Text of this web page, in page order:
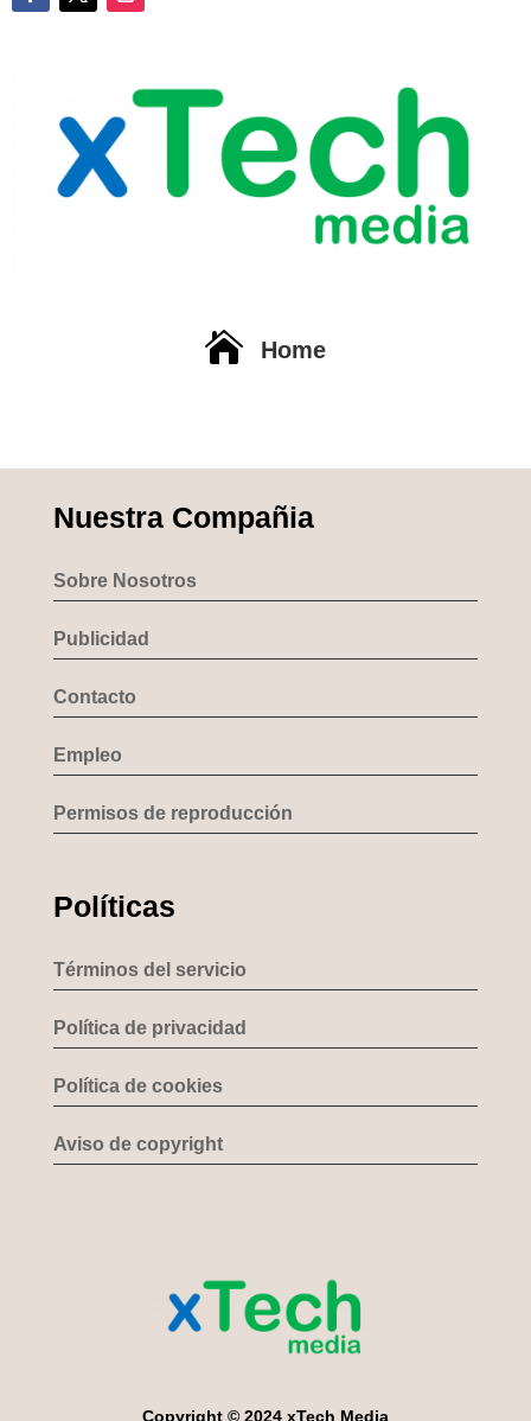
 Home
Nuestra Compañia
Sobre Nosotros
Publicidad
Contacto
Empleo
Permisos de reproducción
Políticas
Términos del servicio
Política de privacidad
Política de cookies
Aviso de copyright
Copyright © 2024 xTech Media